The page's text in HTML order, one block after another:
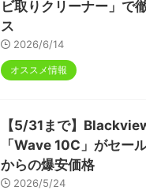
ビ取りクリーナー」で
ス
2026/6/14
オススメ情報
【5/31まで】
「Wave 10C」がセー
からの爆安価格
2026/5/24